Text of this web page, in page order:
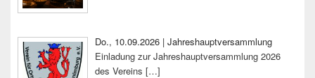
Do., 10.09.2026 | Jahreshauptversammlung
Einladung zur Jahreshauptversammlung 2026
des Vereins […]